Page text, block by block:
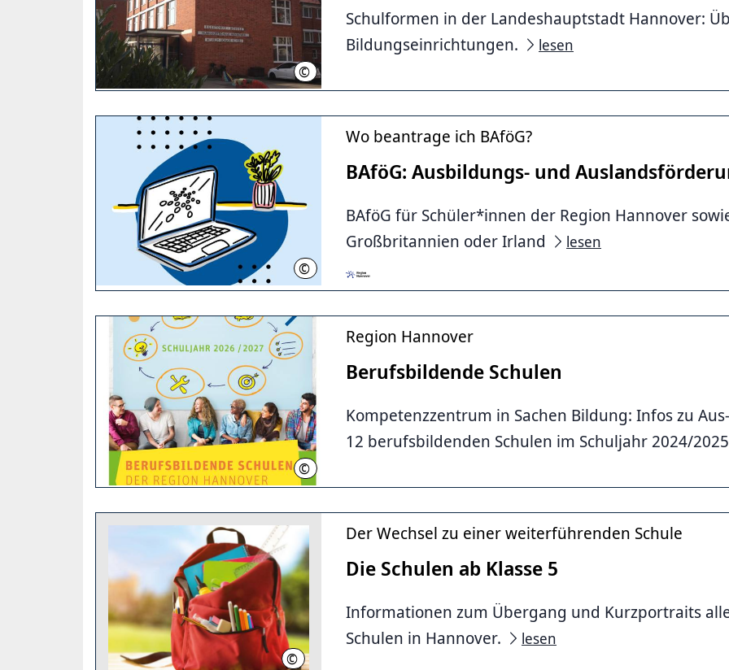
© Landeshauptstadt Hannover
Schulformen in der Landeshauptstadt Hannover:
Bildungseinrichtungen.
lesen
© RH
Wo beantrage ich BAföG?
BAföG: Ausbildungs- und
BAföG für Schüler*innen der Region Hannover
Großbritannien oder Irland
lesen
© Region Hannover
Region Hannover
Berufsbildende Schulen
Kompetenzzentrum in Sachen Bildung: Infos zu
12 berufsbildenden Schulen im Schuljahr 2024/
© Davizro Photography – stock.adobe.com/ffphoto– stock.adobe.com
Der Wechsel zu einer weiterführenden Schule
Die Schulen ab Klasse 5
Informationen zum Übergang und Kurzportraits
Schulen in Hannover.
lesen